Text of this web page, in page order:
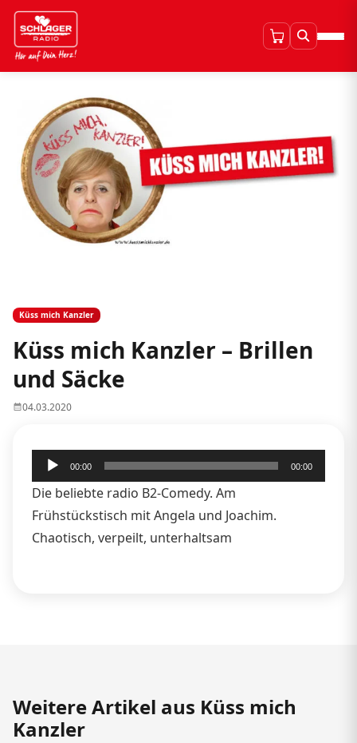
Küss mich Kanzler
Küss mich Kanzler – Brillen
und Säcke
04.03.2020
Audio-
Player
00:00 00:00
Die beliebte radio B2-Comedy. Am
Frühstückstisch mit Angela und Joachim.
Chaotisch, verpeilt, unterhaltsam
Weitere Artikel aus Küss mich
Kanzler